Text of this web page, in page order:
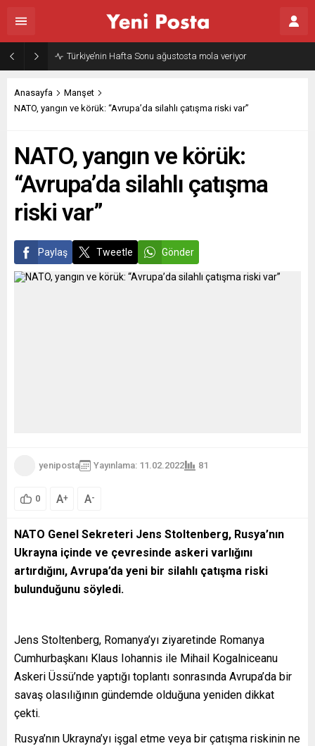
Gazze’nin geleceği: Teknokratik kontrol mü, kolonializm mi?
Anasayfa
Manşet
NATO, yangın ve körük: “Avrupa’da silahlı çatışma riski var”
NATO, yangın ve körük:
“Avrupa’da silahlı çatışma
riski var”
Paylaş Tweetle Gönder
yeniposta Yayınlama: 11.02.2022 81
0 A+ A-
NATO Genel Sekreteri Jens Stoltenberg, Rusya’nın
Ukrayna içinde ve çevresinde askeri varlığını
artırdığını, Avrupa’da yeni bir silahlı çatışma riski
bulunduğunu söyledi.
Jens Stoltenberg, Romanya’yı ziyaretinde Romanya
Cumhurbaşkanı Klaus Iohannis ile Mihail Kogalniceanu
Askeri Üssü’nde yaptığı toplantı sonrasında Avrupa’da bir
savaş olasılığının gündemde olduğuna yeniden dikkat
çekti.
Rusya’nın Ukrayna’yı işgal etme veya bir çatışma riskinin ne